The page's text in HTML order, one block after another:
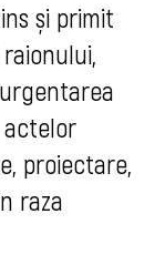
și primit
actelor
proiectare,
raza